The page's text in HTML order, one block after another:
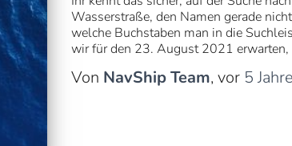
Wasserstraße, den Namen gerade
welche Buchstaben man in die
wir für den 23. August 2021 erwarten,
Von NavShip Team, vor 5